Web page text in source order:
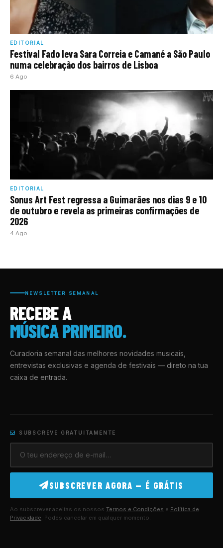
EDITORIAL
Festival Fado leva Sara Correia e Camané a São Paulo
numa celebração dos bairros de Lisboa
6 Ago
EDITORIAL
Sonus Art Fest regressa a Guimarães nos dias 9 e 10
de outubro e revela as primeiras confirmações de
2026
4 Ago
NEWSLETTER SEMANAL
RECEBE A
MÚSICA PRIMEIRO.
Curadoria semanal das melhores novidades musicais,
entrevistas exclusivas e agenda de festivais — direto na tua
caixa de entrada.
SUBSCREVE GRATUITAMENTE
SUBSCREVER AGORA — É GRÁTIS
Ao subscrever aceitas os nossos Termos e Condições e Política de
Privacidade. Podes cancelar em qualquer momento.